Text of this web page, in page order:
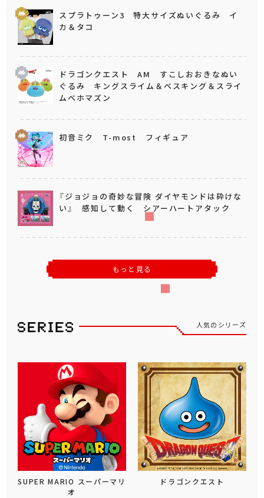
スプラトゥーン3 特大サイズぬいぐるみ イ
カ＆タコ
ドラゴンクエスト AM すこしおおきなぬい
ぐるみ キングスライム＆ベスキング＆スライ
ムベホマズン
初音ミク T-most フィギュア
『ジョジョの奇妙な冒険 ダイヤモンドは砕けな
い』 感知して動く シアーハートアタック
もっと見る
人気のシリーズ
SUPER MARIO スーパーマリ
オ
ドラゴンクエスト